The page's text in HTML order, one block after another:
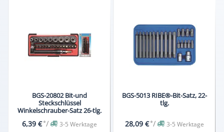
BGS-20802 Bit-und
Steckschlüssel
Winkelschrauber-Satz 26-tlg.
6,39 €*/ 3-5 Werktage
BGS-5013 RIBE®-Bit-Satz, 22-
tlg.
28,09 €*/ 3-5 Werktage